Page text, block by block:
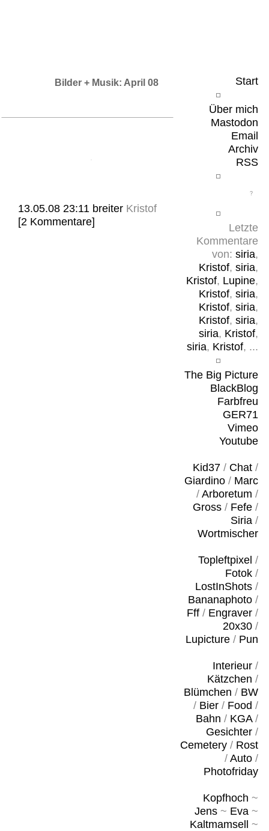
Start
Über mich
Mastodon
Email
Archiv
RSS
Letzte
Kommentare
von: siria,
Kristof, siria,
Kristof, Lupine,
Kristof, siria,
Kristof, siria,
Kristof, siria,
siria, Kristof,
siria, Kristof, ...
The Big Picture
BlackBlog
Farbfreu
GER71
Vimeo
Youtube
Kid37/ Chat/
Giardino/ Marc
/ Arboretum /
Gross/ Fefe/
Siria/
Wortmischer
Topleftpixel /
Fotok/
LostInShots/
Bananaphoto/
Fff/ Engraver/
20x30/
Lupicture/ Pun
Interieur/
Kätzchen /
Blümchen / BW
/ Bier/ Food /
Bahn / KGA/
Gesichter/
Cemetery/ Rost
/ Auto/
Photofriday
Kopfhoch ~
Jens~ Eva~
Kaltmamsell
~
Bilder + Musik: April 08
13.05.08 23:11 breiter Kristof
[2 Kommentare]